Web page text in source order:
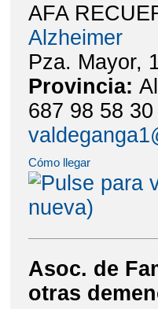
AFA
Alzheimer
Pza. Mayor,
Provincia:
687 98 58 30
Cómo llegar
Asoc. de
otras